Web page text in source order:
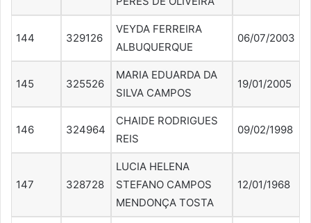
144 329126
VEYDA FERREIRA
ALBUQUERQUE
06/07/2003
145 325526
MARIA EDUARDA DA
SILVA CAMPOS
19/01/2005
146 324964
CHAIDE RODRIGUES
REIS
09/02/1998
147 328728
LUCIA HELENA
STEFANO CAMPOS
MENDONÇA TOSTA
12/01/1968